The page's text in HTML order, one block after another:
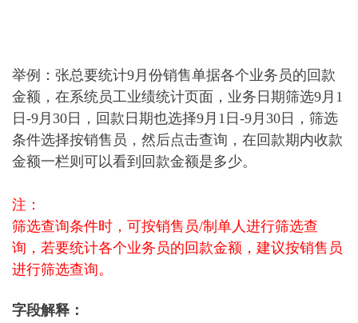
举例：张总要统计9月份销售单据各个业务员的回款
金额，在系统员工业绩统计页面，业务日期筛选9月1
日-9月30日，回款日期也选择9月1日-9月30日，筛选
条件选择按销售员，然后点击查询，在回款期内收款
金额一栏则可以看到回款金额是多少。
注：
筛选查询条件时，可按销售员/制单人进行筛选查
询，若要统计各个业务员的回款金额，建议按销售员
进行筛选查询。
字段解释：